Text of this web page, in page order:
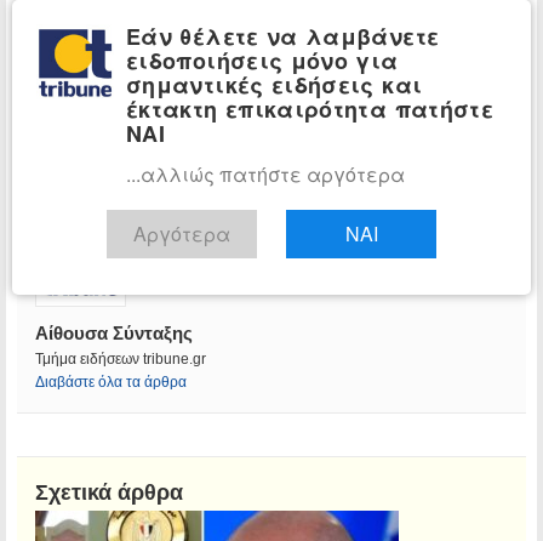
Αίθουσα Σύνταξης
Τμήμα ειδήσεων tribune.gr
Διαβάστε όλα τα άρθρα
Σχετικά άρθρα
Εάν θέλετε να λαμβάνετε
ειδοποιήσεις μόνο για
σημαντικές ειδήσεις και
έκτακτη επικαιρότητα πατήστε
ΝΑΙ
...αλλιώς πατήστε αργότερα
Αργότερα ΝΑΙ